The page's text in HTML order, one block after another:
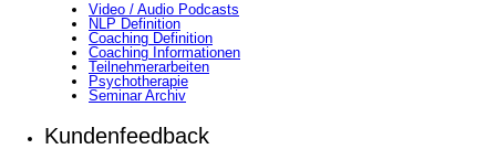
Video / Audio Podcasts
NLP Definition
Coaching Definition
Coaching Informationen
Teilnehmerarbeiten
Psychotherapie
Seminar Archiv
Kundenfeedback